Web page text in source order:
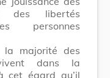
des libertés
personnes
majorité des
dans la
cet égard qu’il